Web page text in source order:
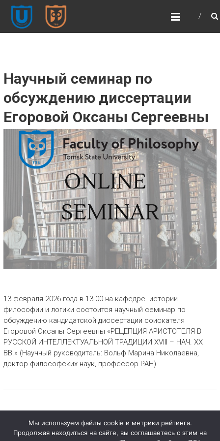
ФИЛОСОФСКИЙ
ФАКУЛЬТЕТ ТГУ (ФСФ
ТГУ)
Научный семинар по
обсуждению диссертации
Егоровой Оксаны Сергеевны
13 февраля 2026 года в 13.00 на кафедре истории
философии и логики состоится научный семинар по
обсуждению кандидатской диссертации соискателя
Егоровой Оксаны Сергеевны «РЕЦЕПЦИЯ АРИСТОТЕЛЯ В
РУССКОЙ ИНТЕЛЛЕКТУАЛЬНОЙ ТРАДИЦИИ XVIII – НАЧ. XX
ВВ.» (Научный руководитель: Вольф Марина Николаевна,
доктор философских наук, профессор РАН)
Мы используем файлы cookie и метрики рейтинга.
Продолжая находиться на сайте, вы соглашаетесь с этим на